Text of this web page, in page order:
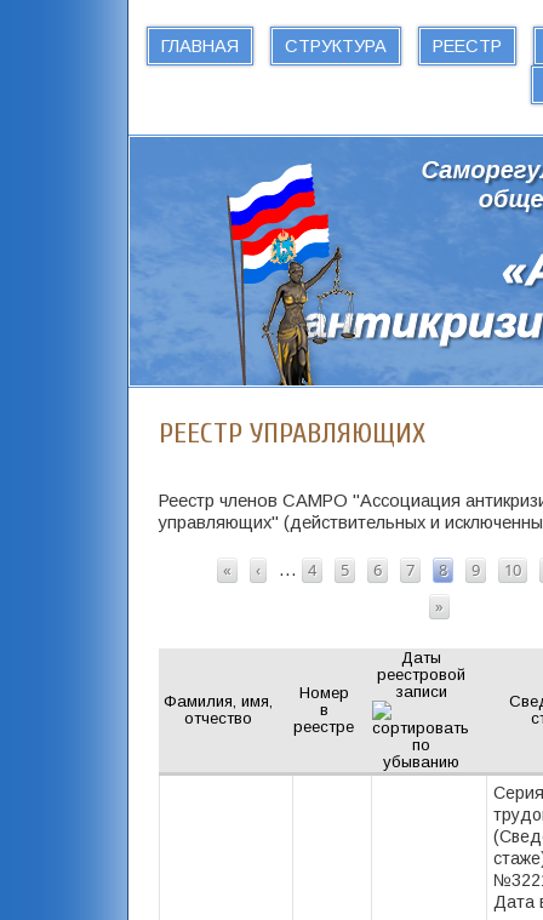
ГЛАВНАЯ СТРУКТУРА РЕЕСТР
РЕЕСТР УПРАВЛЯЮЩИХ
Реестр членов САМРО "Ассоциация
управляющих" (действительных и
« ‹ … 4 5 6 7 8 9
10
»
Фамилия, имя,
отчество
Номер
в
реестре
Даты
реестровой
записи
Дата